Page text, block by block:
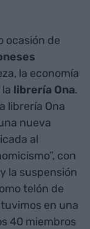
ocasión de
la economía
librería Ona.
librería Ona
nueva
al
con
la suspensión
telón de
en una
40 miembros